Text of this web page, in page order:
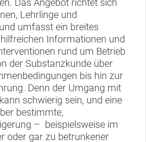
Das Angebot richtet sich
Lehrlinge und
umfasst ein breites
Informationen und
rund um Betrieb
der Substanzkunde über
bis hin zur
Denn der Umgang mit
schwierig sein, und eine
bestimmte,
– beispielsweise im
oder gar zu betrunkener